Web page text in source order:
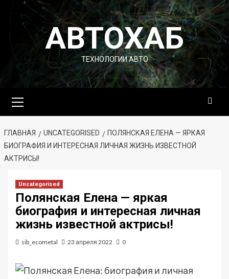
Перейти
содержимомуАВТОХАБ
ТЕХНОЛОГИИ АВТО
меню
ГЛАВНАЯ UNCATEGORISED
ПОЛЯНСКАЯ ЕЛЕНА — ЯРКАЯ
БИОГРАФИЯ И ИНТЕРЕСНАЯ ЛИЧНАЯ ЖИЗНЬ ИЗВЕСТНОЙ
АКТРИСЫ!
Uncategorised
Полянская Елена — яркая
биография и интересная личная
жизнь известной актрисы!
sib_ecometal 23 апреля 2022 0